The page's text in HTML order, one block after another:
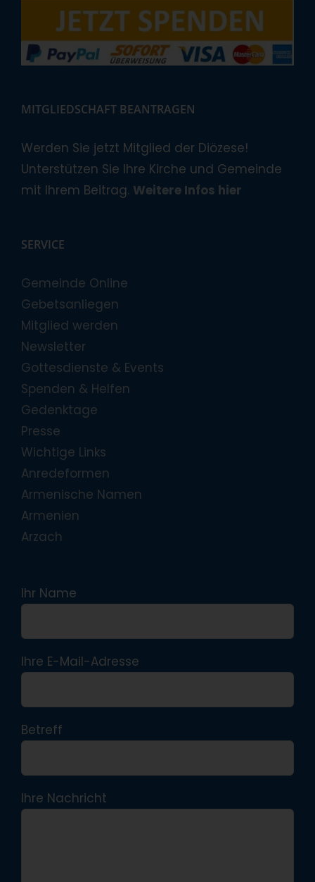
MITGLIEDSCHAFT BEANTRAGEN
Werden Sie jetzt Mitglied der Diözese!
Unterstützen Sie Ihre Kirche und Gemeinde
mit Ihrem Beitrag. Weitere Infos hier
SERVICE
Gemeinde Online
Gebetsanliegen
Mitglied werden
Newsletter
Gottesdienste & Events
Spenden & Helfen
Gedenktage
Presse
Wichtige Links
Anredeformen
Armenische Namen
Armenien
Arzach
Ihr Name
Ihre E-Mail-Adresse
Betreff
Ihre Nachricht